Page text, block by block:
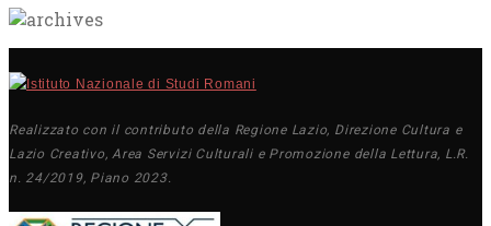
Realizzato con il contributo della Regione Lazio, Direzione Cultura e
Lazio Creativo, Area Servizi Culturali e Promozione della Lettura, L.R.
n. 24/2019, Piano 2023.